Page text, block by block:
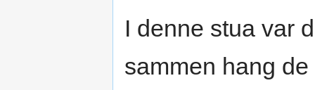
I denne stua var
sammen hang